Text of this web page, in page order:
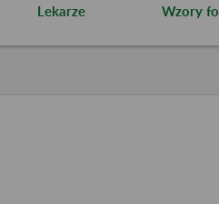
Lekarze Wzory